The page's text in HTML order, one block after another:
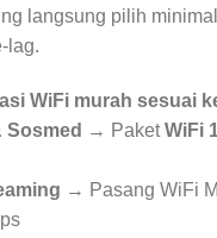
langsung pilih
lag.
WiFi murah sesuai
Sosmed → PaketWiFi
→ Pasang WiFi